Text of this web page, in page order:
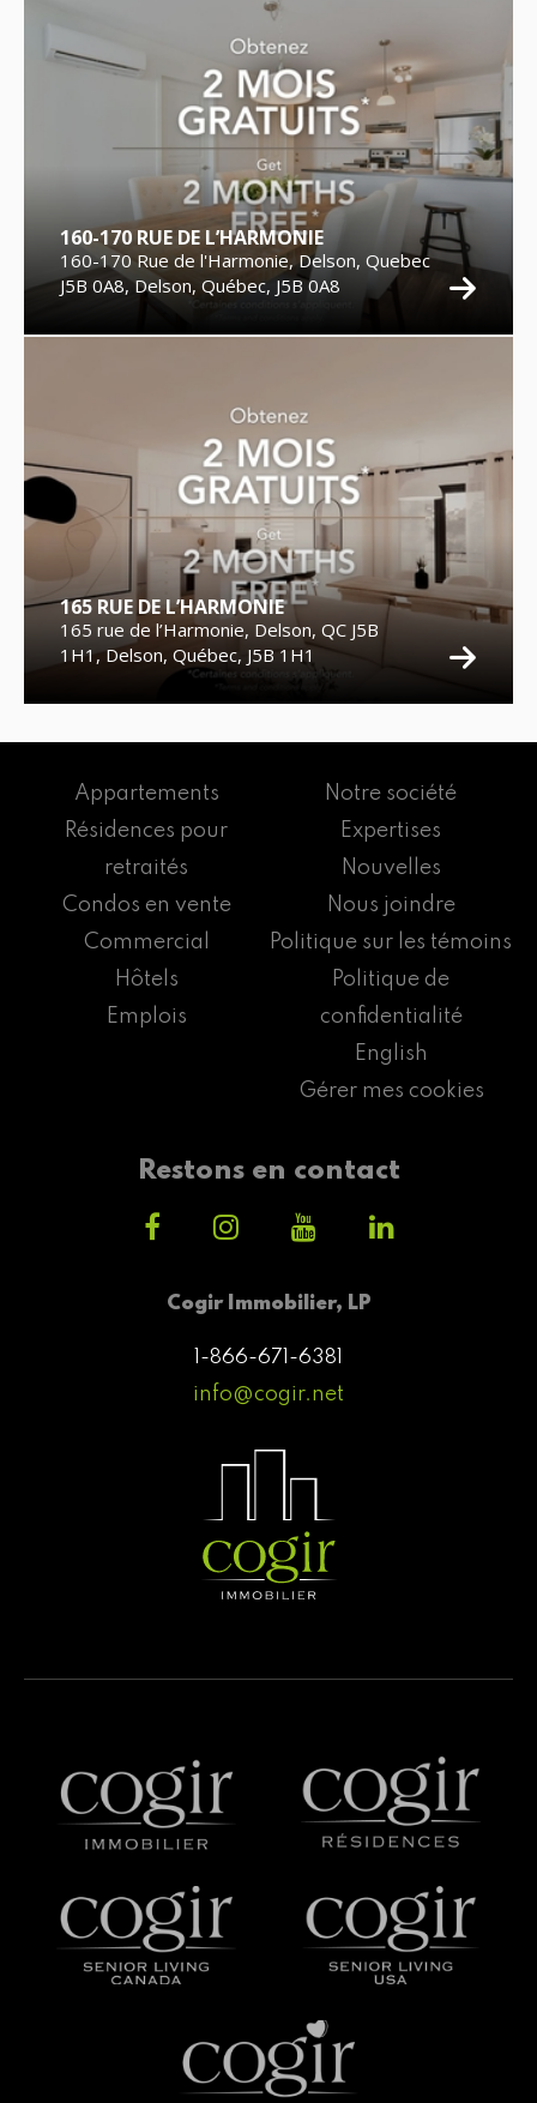
160-170 RUE DE L’HARMONIE
160-170 Rue de l'Harmonie, Delson, Quebec
J5B 0A8, Delson, Québec, J5B 0A8
165 RUE DE L’HARMONIE
165 rue de l’Harmonie, Delson, QC J5B
1H1, Delson, Québec, J5B 1H1
Cogir Immobilier, LP
1-866-671-6381
info@cogir.net
Appartements
Résidences pour
retraités
Condos en vente
Commercial
Hôtels
Emplois
Notre société
Expertises
Nouvelles
Nous joindre
Politique sur les témoins
Politique de
confidentialité
English
Gérer mes cookies
Restons en contact